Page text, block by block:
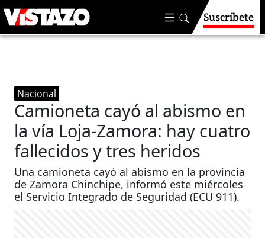
Suscríbete
Nacional
Camioneta cayó al abismo en
la vía Loja-Zamora: hay cuatro
fallecidos y tres heridos
Una camioneta cayó al abismo en la provincia
de Zamora Chinchipe, informó este miércoles
el Servicio Integrado de Seguridad (ECU 911).